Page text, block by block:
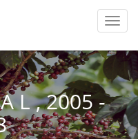
L , 2005 -